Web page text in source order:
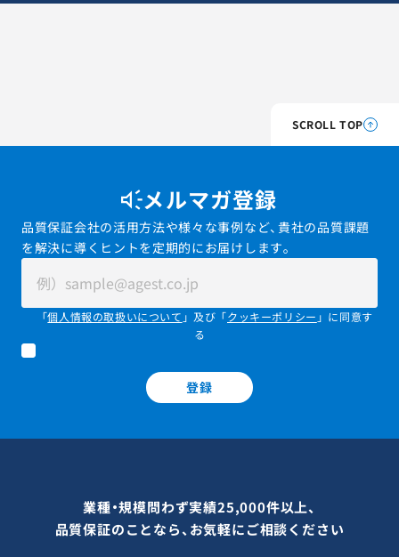
SCROLL TOP
メルマガ登録
品質保証会社の活用方法や様々な事例など、貴社の品質課題
を解決に導くヒントを定期的にお届けします。
「個人情報の取扱いについて 」及び「クッキーポリシー 」に同意す
る
登録
業種・規模問わず実績25,000件以上、
品質保証のことなら、お気軽にご相談ください